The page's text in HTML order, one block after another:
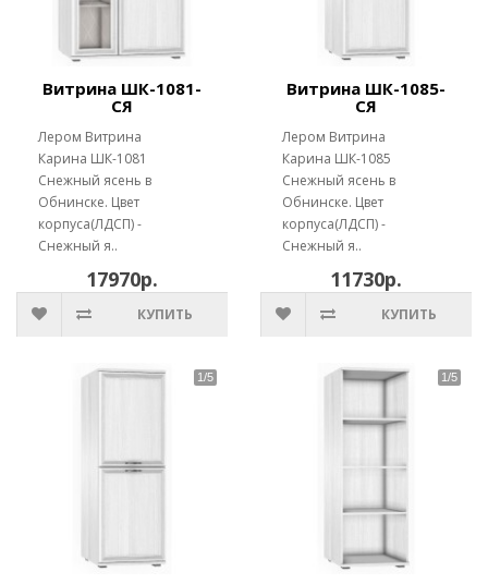
Витрина ШК-1081-
СЯ
Лером Витрина
Карина ШК-1081
Снежный ясень в
Обнинске. Цвет
корпуса(ЛДСП) -
Снежный я..
17970р.
КУПИТЬ
Витрина ШК-1085-
СЯ
Лером Витрина
Карина ШК-1085
Снежный ясень в
Обнинске. Цвет
корпуса(ЛДСП) -
Снежный я..
11730р.
КУПИТЬ